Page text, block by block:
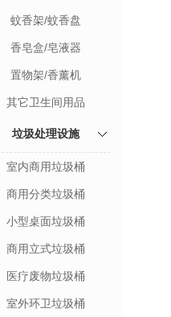
蚊香架/蚊香盘
香皂盒/皂液器
置物架/香薰机
其它卫生间用品
垃圾处理设施
室内商用垃圾桶
商用分类垃圾桶
小型桌面垃圾桶
商用立式垃圾桶
医疗废物垃圾桶
室外环卫垃圾桶